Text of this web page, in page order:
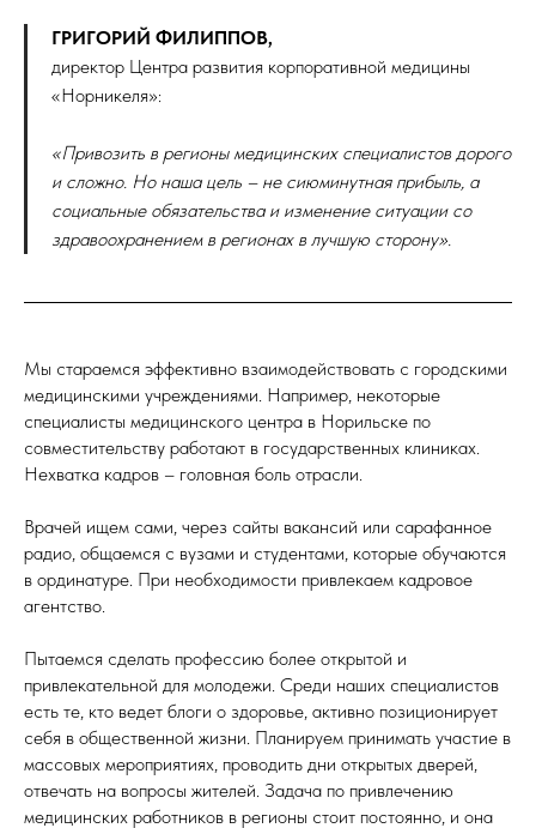
ГРИГОРИЙ ФИЛИППОВ,
директор Центра развития корпоративной медицины
«Норникеля»:
«Привозить в регионы медицинских специалистов дорого
и сложно. Но наша цель – не сиюминутная прибыль, а
социальные обязательства и изменение ситуации со
здравоохранением в регионах в лучшую сторону».
Мы стараемся эффективно взаимодействовать с городскими
медицинскими учреждениями. Например, некоторые
специалисты медицинского центра в Норильске по
совместительству работают в государственных клиниках.
Нехватка кадров – головная боль отрасли.
Врачей ищем сами, через сайты вакансий или сарафанное
радио, общаемся с вузами и студентами, которые обучаются
в ординатуре. При необходимости привлекаем кадровое
агентство.
Пытаемся сделать профессию более открытой и
привлекательной для молодежи. Среди наших специалистов
есть те, кто ведет блоги о здоровье, активно позиционирует
себя в общественной жизни. Планируем принимать участие в
массовых мероприятиях, проводить дни открытых дверей,
отвечать на вопросы жителей. Задача по привлечению
медицинских работников в регионы стоит постоянно, и она